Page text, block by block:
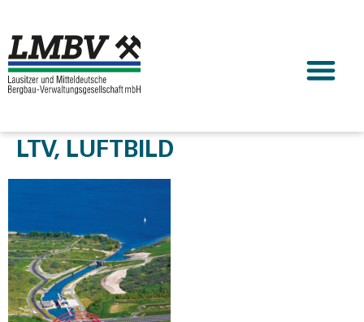
LTV, LUFTBILD